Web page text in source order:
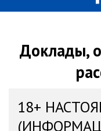
Доклады,
18+